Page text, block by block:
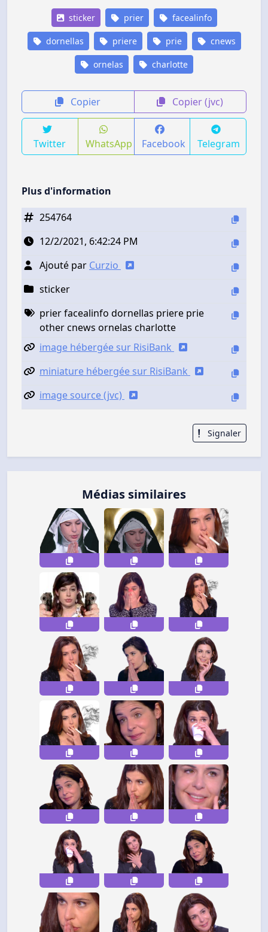
sticker prier facealinfo
dornellas priere prie cnews
ornelas charlotte
Copier Copier (jvc)
Twitter WhatsApp Facebook Telegram
Plus d'information
254764
12/2/2021, 6:42:24 PM
Ajouté par Curzio
sticker
prier facealinfo dornellas priere prie
other cnews ornelas charlotte
image hébergée sur RisiBank
miniature hébergée sur RisiBank
image source (jvc)
Signaler
Médias similaires